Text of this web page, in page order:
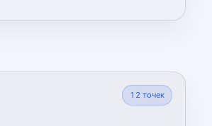
12 точек